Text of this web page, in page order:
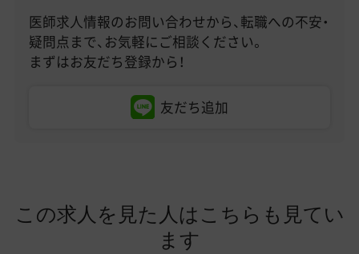
医師求人情報のお問い合わせから、転職への不安・
疑問点まで、お気軽にご相談ください。
まずはお友だち登録から！
友だち追加
この求人を見た人はこちらも見てい
ます